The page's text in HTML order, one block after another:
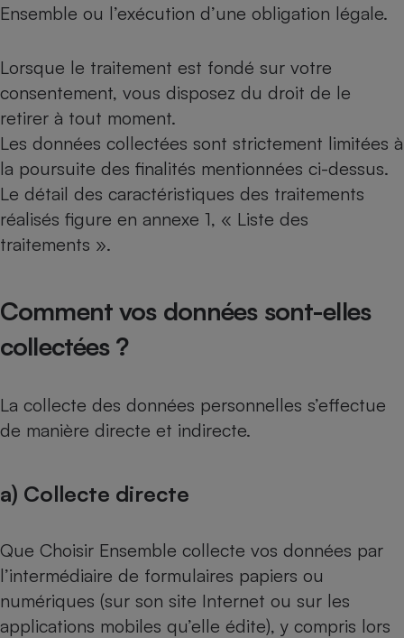
Ensemble ou l’exécution d’une obligation légale.
Lorsque le traitement est fondé sur votre
consentement, vous disposez du droit de le
retirer à tout moment.
Les données collectées sont strictement limitées à
la poursuite des finalités mentionnées ci-dessus.
Le détail des caractéristiques des traitements
réalisés figure en annexe 1, « Liste des
traitements ».
Comment vos données sont-elles
collectées ?
La collecte des données personnelles s’effectue
de manière directe et indirecte.
a) Collecte directe
Que Choisir Ensemble collecte vos données par
l’intermédiaire de formulaires papiers ou
numériques (sur son site Internet ou sur les
applications mobiles qu’elle édite), y compris lors